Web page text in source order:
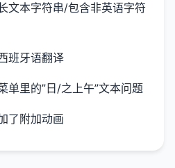
文本字符串/包含非英语字符
班牙语翻译
单里的”日/之上午”文本问题
了附加动画